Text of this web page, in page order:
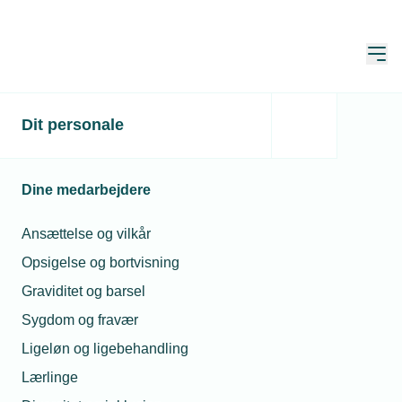
Dit personale
Dine medarbejdere
Ansættelse og vilkår
Opsigelse og bortvisning
Graviditet og barsel
Sygdom og fravær
Ligeløn og ligebehandling
Lærlinge
Byggeriets
en branche med grønt
fokus
Publiceret: 27. feb. 2025